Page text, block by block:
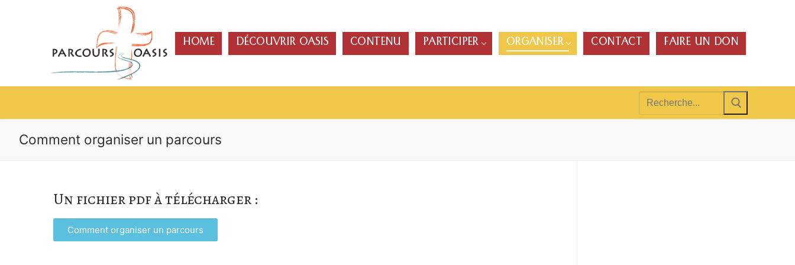
HOME DÉCOUVRIR OASIS CONTENU PARTICIPER ORGANISER CONTACT FAIRE UN DON
Comment organiser un parcours
Un fichier pdf à télécharger :
Comment organiser un parcours